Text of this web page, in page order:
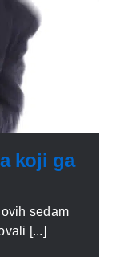
koji ga
sedam
[...]